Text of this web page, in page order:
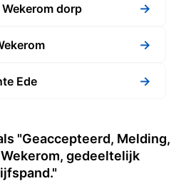
dorp →
→
Ede →
"Geaccepteerd, Melding,
gedeeltelijk